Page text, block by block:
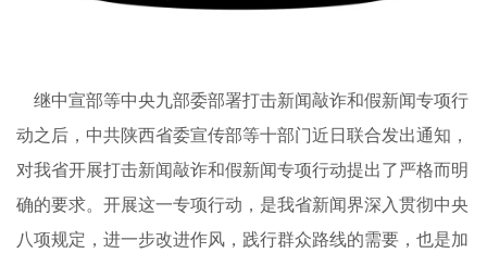
继中宣部等中央九部委部署打击新闻敲诈和假新闻专项行
动之后，中共陕西省委宣传部等十部门近日联合发出通知，
对我省开展打击新闻敲诈和假新闻专项行动提出了严格而明
确的要求。开展这一专项行动，是我省新闻界深入贯彻中央
八项规定，进一步改进作风，践行群众路线的需要，也是加